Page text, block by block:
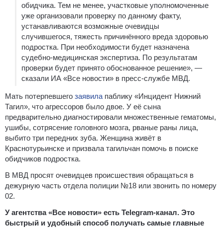
обидчика. Тем не менее, участковые уполномоченные
уже организовали проверку по данному факту,
устанавливаются возможные очевидцы
случившегося, тяжесть причинённого вреда здоровью
подростка. При необходимости будет назначена
судебно-медицинская экспертиза. По результатам
проверки будет принято обоснованное решение», —
сказали ИА «Все новости» в пресс-службе МВД.
Мать потерпевшего заявила паблику «Инцидент Нижний
Тагил», что агрессоров было двое. У её сына
предварительно диагностировали множественные гематомы,
ушибы, сотрясение головного мозга, рваные раны лица,
выбито три передних зуба. Женщина живёт в
Краснотурьинске и призвала тагильчан помочь в поиске
обидчиков подростка.
В МВД просят очевидцев происшествия обращаться в
дежурную часть отдела полиции №18 или звонить по номеру
02.
У агентства «Все новости» есть Telegram-канал. Это
быстрый и удобный способ получать самые главные